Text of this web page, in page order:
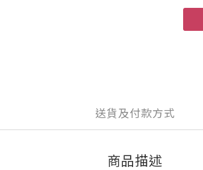
送貨及付款方式
商品描述